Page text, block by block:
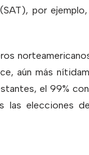
por
aún más
el 99%
las elecciones